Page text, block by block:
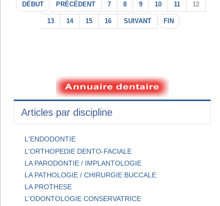
DÉBUT PRÉCÉDENT 7 8 9 10 11 12
13 14 15 16 SUIVANT FIN
Articles par discipline
L'ENDODONTIE
L'ORTHOPEDIE DENTO-FACIALE
LA PARODONTIE / IMPLANTOLOGIE
LA PATHOLOGIE / CHIRURGIE BUCCALE
LA PROTHESE
L'ODONTOLOGIE CONSERVATRICE